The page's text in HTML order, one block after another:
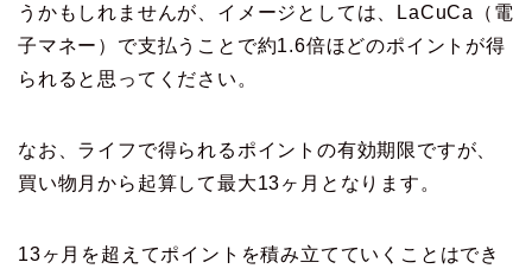
うかもしれませんが、イメージとしては、LaCuCa（電
子マネー）で支払うことで約1.6倍ほどのポイントが得
られると思ってください。
なお、ライフで得られるポイントの有効期限ですが、
買い物月から起算して最大13ヶ月となります。
13ヶ月を超えてポイントを積み立てていくことはでき